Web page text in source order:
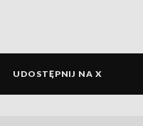
UDOSTĘPNIJ NA X